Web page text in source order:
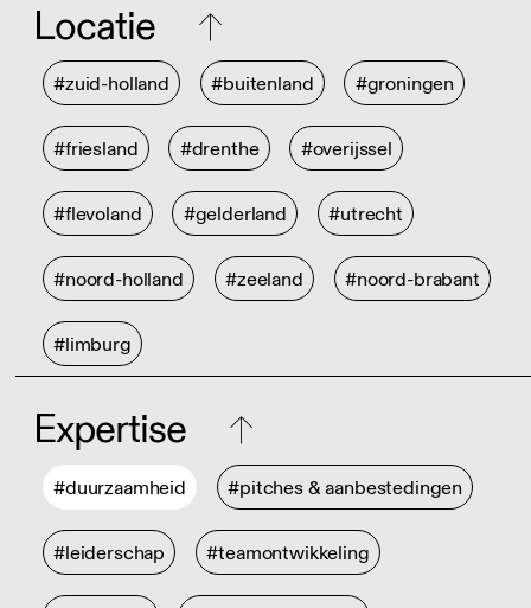
Locatie
#zuid-holland #buitenland #groningen
#friesland #drenthe #overijssel
#flevoland #gelderland #utrecht
#noord-holland #zeeland #noord-brabant
#limburg
Expertise
#duurzaamheid #pitches & aanbestedingen
#leiderschap #teamontwikkeling